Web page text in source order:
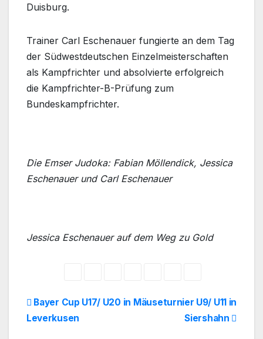
Duisburg.
Trainer Carl Eschenauer fungierte an dem Tag
der Südwestdeutschen Einzelmeisterschaften
als Kampfrichter und absolvierte erfolgreich
die Kampfrichter-B-Prüfung zum
Bundeskampfrichter.
Die Emser Judoka: Fabian Möllendick, Jessica
Eschenauer und Carl Eschenauer
Jessica Eschenauer auf dem Weg zu Gold
Beitragsnavigation
Mäuseturnier U9/ U11 in
Siershahn
Bayer Cup U17/ U20 in
Leverkusen